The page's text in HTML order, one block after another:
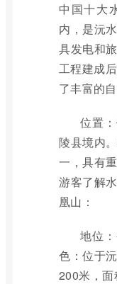
中国十大
内，是沅
具发电和
工程建成
了丰富的
位置
陵县境内
一，具有
游客了解
凰山：
地位
色：位于
200米，